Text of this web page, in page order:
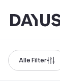
Dayuse
Alle Filter